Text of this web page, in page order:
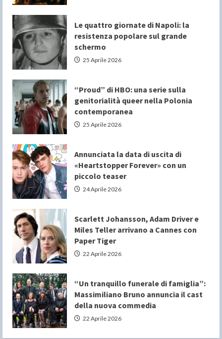
Le quattro giornate di Napoli: la
resistenza popolare sul grande
schermo
25 Aprile 2026
“Proud” di HBO: una serie sulla
genitorialità queer nella Polonia
contemporanea
25 Aprile 2026
Annunciata la data di uscita di
«Heartstopper Forever» con un
piccolo teaser
24 Aprile 2026
Scarlett Johansson, Adam Driver e
Miles Teller arrivano a Cannes con
Paper Tiger
22 Aprile 2026
“Un tranquillo funerale di famiglia”:
Massimiliano Bruno annuncia il cast
della nuova commedia
22 Aprile 2026